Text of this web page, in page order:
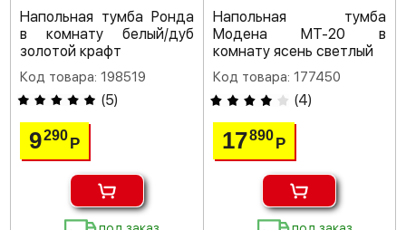
Напольная тумба Ронда
в комнату белый/дуб
золотой крафт
Код товара: 198519
(5)
9290Р
Напольная тумба
Модена МТ-20 в
комнату ясень светлый
Код товара: 177450
(4)
17890 Р